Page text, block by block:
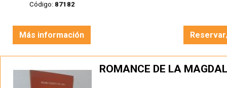
Código: 87182
Más información
ROMANCE DE LA